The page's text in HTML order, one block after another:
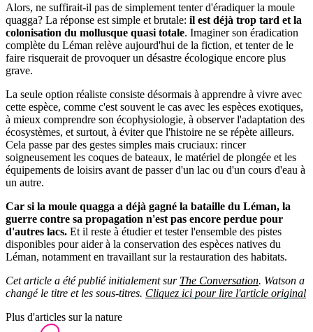
Alors, ne suffirait-il pas de simplement tenter d'éradiquer la moule
quagga? La réponse est simple et brutale: il est déjà trop tard et la
colonisation du mollusque quasi totale. Imaginer son éradication
complète du Léman relève aujourd'hui de la fiction, et tenter de le
faire risquerait de provoquer un désastre écologique encore plus
grave.
La seule option réaliste consiste désormais à apprendre à vivre avec
cette espèce, comme c'est souvent le cas avec les espèces exotiques,
à mieux comprendre son écophysiologie, à observer l'adaptation des
écosystèmes, et surtout, à éviter que l'histoire ne se répète ailleurs.
Cela passe par des gestes simples mais cruciaux: rincer
soigneusement les coques de bateaux, le matériel de plongée et les
équipements de loisirs avant de passer d'un lac ou d'un cours d'eau à
un autre.
Car si la moule quagga a déjà gagné la bataille du Léman, la
guerre contre sa propagation n'est pas encore perdue pour
d'autres lacs. Et il reste à étudier et tester l'ensemble des pistes
disponibles pour aider à la conservation des espèces natives du
Léman, notamment en travaillant sur la restauration des habitats.
Cet article a été publié initialement sur The Conversation. Watson a
changé le titre et les sous-titres. Cliquez ici pour lire l'article original
Plus d'articles sur la nature